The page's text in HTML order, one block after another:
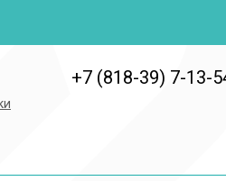
+7 (818-39) 7-13-